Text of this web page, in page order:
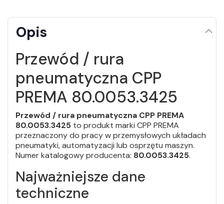
Opis
Przewód / rura
pneumatyczna CPP
PREMA 80.0053.3425
Przewód / rura pneumatyczna CPP PREMA
80.0053.3425 to produkt marki CPP PREMA
przeznaczony do pracy w przemysłowych układach
pneumatyki, automatyzacji lub osprzętu maszyn.
Numer katalogowy producenta: 80.0053.3425.
Najważniejsze dane
techniczne